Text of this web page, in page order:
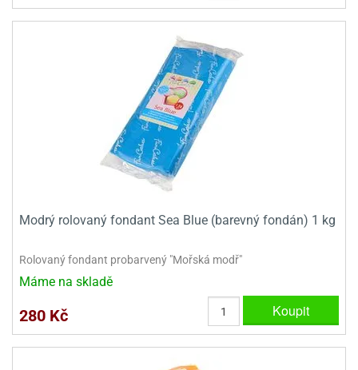
Modrý rolovaný fondant Sea Blue (barevný fondán) 1 kg
Rolovaný fondant probarvený "Mořská modř"
Máme na skladě
280 Kč Koupit